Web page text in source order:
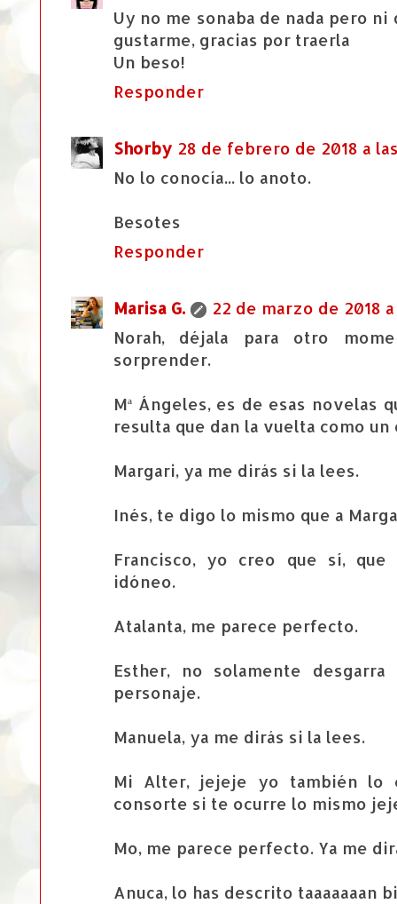
Uy no me sonaba de nada pero
gustarme, gracias por traerla
Un beso!
Responder
Shorby 28 de febrero de 2018 a
No lo conocía... lo anoto.
Besotes
Responder
Marisa G.
22 de marzo de 2018
Norah, déjala para otro
sorprender.
Mª Ángeles, es de esas novelas
resulta que dan la vuelta como
Margari, ya me dirás si la lees.
Inés, te digo lo mismo que a
Francisco, yo creo que sí,
idóneo.
Atalanta, me parece perfecto.
Esther, no solamente
personaje.
Manuela, ya me dirás si la lees.
Mi Alter, jejeje yo también lo
consorte si te ocurre lo mismo
Mo, me parece perfecto. Ya me
Anuca, lo has descrito taaaaaaan